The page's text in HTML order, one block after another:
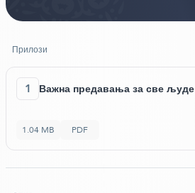
Прилози
1 Важна предавања за све људе
1.04 MB PDF